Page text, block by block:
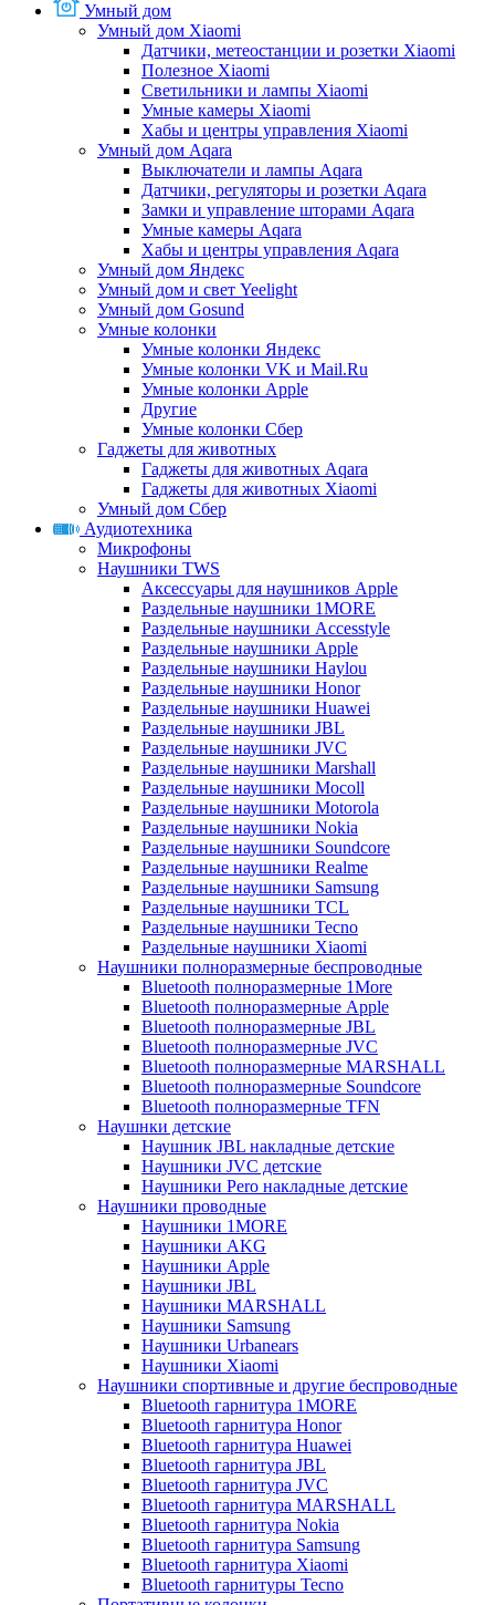
Умный дом
Умный дом Xiaomi
Датчики, метеостанции и розетки Xiaomi
Полезное Xiaomi
Светильники и лампы Xiaomi
Умные камеры Xiaomi
Хабы и центры управления Xiaomi
Умный дом Aqara
Выключатели и лампы Aqara
Датчики, регуляторы и розетки Aqara
Замки и управление шторами Aqara
Умные камеры Aqara
Хабы и центры управления Aqara
Умный дом Яндекс
Умный дом и свет Yeelight
Умный дом Gosund
Умные колонки
Умные колонки Яндекс
Умные колонки VK и Mail.Ru
Умные колонки Apple
Другие
Умные колонки Сбер
Гаджеты для животных
Гаджеты для животных Aqara
Гаджеты для животных Xiaomi
Умный дом Сбер
Аудиотехника
Микрофоны
Наушники TWS
Аксессуары для наушников Apple
Раздельные наушники 1MORE
Раздельные наушники Accesstyle
Раздельные наушники Apple
Раздельные наушники Haylou
Раздельные наушники Honor
Раздельные наушники Huawei
Раздельные наушники JBL
Раздельные наушники JVC
Раздельные наушники Marshall
Раздельные наушники Mocoll
Раздельные наушники Motorola
Раздельные наушники Nokia
Раздельные наушники Soundcore
Раздельные наушники Realme
Раздельные наушники Samsung
Раздельные наушники TCL
Раздельные наушники Tecno
Раздельные наушники Xiaomi
Наушники полноразмерные беспроводные
Bluetooth полноразмерные 1More
Bluetooth полноразмерные Apple
Bluetooth полноразмерные JBL
Bluetooth полноразмерные JVC
Bluetooth полноразмерные MARSHALL
Bluetooth полноразмерные Soundcore
Bluetooth полноразмерные TFN
Наушнки детские
Наушник JBL накладные детские
Наушники JVC детские
Наушники Pero накладные детские
Наушники проводные
Наушники 1MORE
Наушники AKG
Наушники Apple
Наушники JBL
Наушники MARSHALL
Наушники Samsung
Наушники Urbanears
Наушники Xiaomi
Наушники спортивные и другие беспроводные
Bluetooth гарнитура 1MORE
Bluetooth гарнитура Honor
Bluetooth гарнитура Huawei
Bluetooth гарнитура JBL
Bluetooth гарнитура JVC
Bluetooth гарнитура MARSHALL
Bluetooth гарнитура Nokia
Bluetooth гарнитура Samsung
Bluetooth гарнитура Xiaomi
Bluetooth гарнитуры Tecno